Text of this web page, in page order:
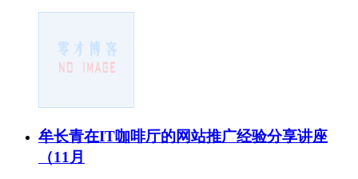
牟长青在IT咖啡厅的网站推广经验分享讲座
（11月